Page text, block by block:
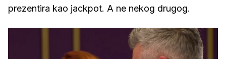
prezentira kao jackpot. A ne nekog drugog.